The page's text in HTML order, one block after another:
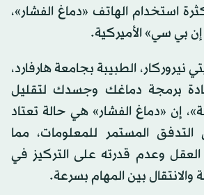
استخدام الهاتف «دماغ الفشار»،
سي» الأميركية.
نيروركار، الطبيبة بجامعة هارفارد،
برمجة دماغك وجسدك لتقليل
إن «دماغ الفشار» هي حالة تعتاد
التدفق المستمر للمعلومات، مما
وعدم قدرته على التركيز في
بين المهام بسرعة.